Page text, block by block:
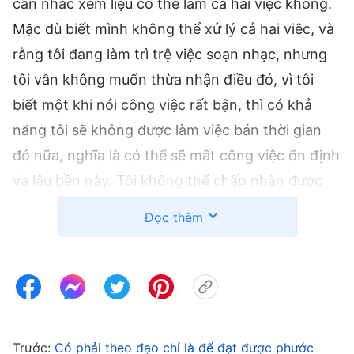
Mặc dù biết mình không thể xử lý cả hai việc, và
rằng tôi đang làm trì trệ việc soạn nhạc, nhưng
tôi vẫn không muốn thừa nhận điều đó, vì tôi
biết một khi nói công việc rất bận, thì có khả
năng tôi sẽ không được làm việc bán thời gian
đó nữa, nghĩa là có thể sẽ mất công việc ổn định
và lâu bền này. Tôi không thể chấp nhận được
chỉ thỉnh thoảng mới xảy ra chứ không phải lúc
Đọc thêm
Trước: Có phải theo đạo chỉ là để đạt được phước